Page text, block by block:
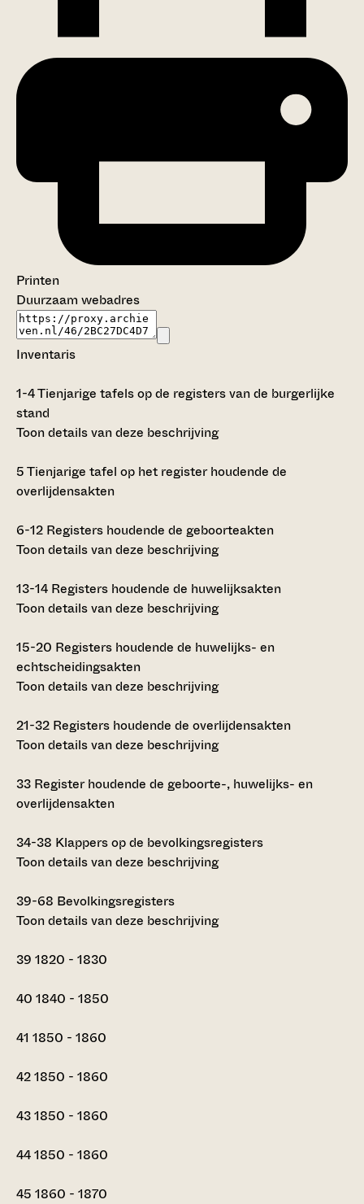
Printen
Duurzaam webadres
Inventaris
1-4Tienjarige tafels op de registers van de burgerlijke
stand
Toon details van deze beschrijving
5Tienjarige tafel op het register houdende de
overlijdensakten
6-12 Registers houdende de geboorteakten
Toon details van deze beschrijving
13-14 Registers houdende de huwelijksakten
Toon details van deze beschrijving
15-20 Registers houdende de huwelijks- en
echtscheidingsakten
Toon details van deze beschrijving
21-32 Registers houdende de overlijdensakten
Toon details van deze beschrijving
33 Register houdende de geboorte-, huwelijks- en
overlijdensakten
34-38 Klappers op de bevolkingsregisters
Toon details van deze beschrijving
39-68 Bevolkingsregisters
Toon details van deze beschrijving
39 1820 - 1830
40 1840 - 1850
41 1850 - 1860
421850 - 1860
431850 - 1860
441850 - 1860
45 1860 - 1870